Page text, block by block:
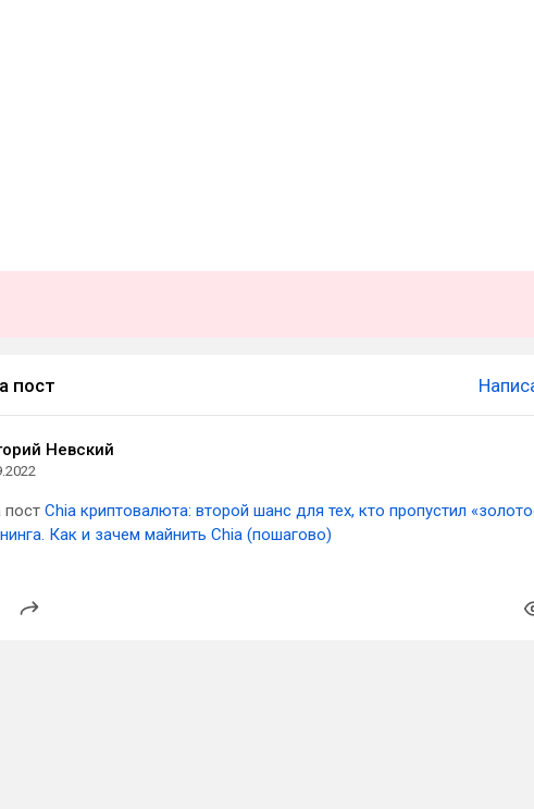
пост
Невский
пост Chia криптовалюта: второй шанс для тех, кто пропустил
Как и зачем майнить Chia (пошагово)